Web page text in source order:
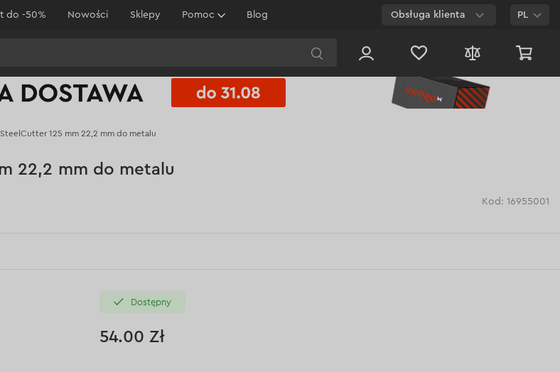
do -50% Nowości Sklepy Pomoc Blog Obsługa klienta
Czat na
stronie
PL
125 mm 22,2 mm do metalu
22,2 mm do metalu
Kod: 16955001
Dostępny
54.00 Zł